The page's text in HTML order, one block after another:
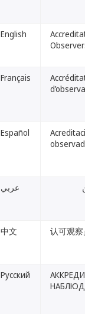
English
Français
Español
عربي
中文 认可观
Русский